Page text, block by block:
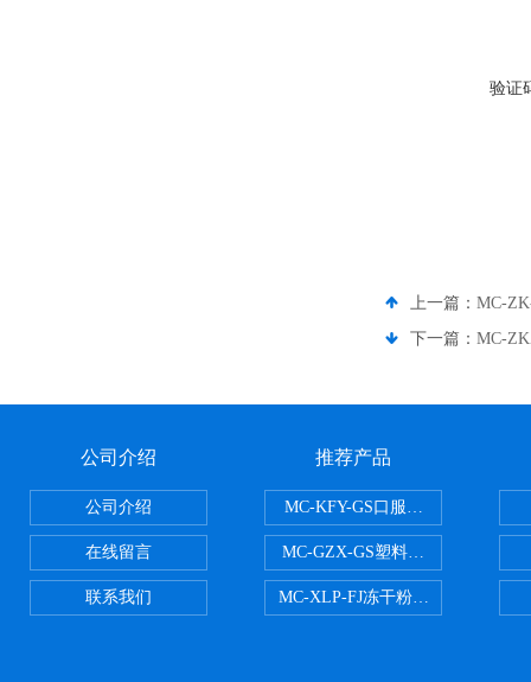
验证
上一篇： MC-
下一篇： MC-
公司介绍
公司介绍
在线留言
联系我们
推荐产品
MC-KFY-GS口服液灌装线
MC-GZX-GS塑料瓶高速跟踪式灌
MC-XLP-FJ冻干粉西林瓶灌装机